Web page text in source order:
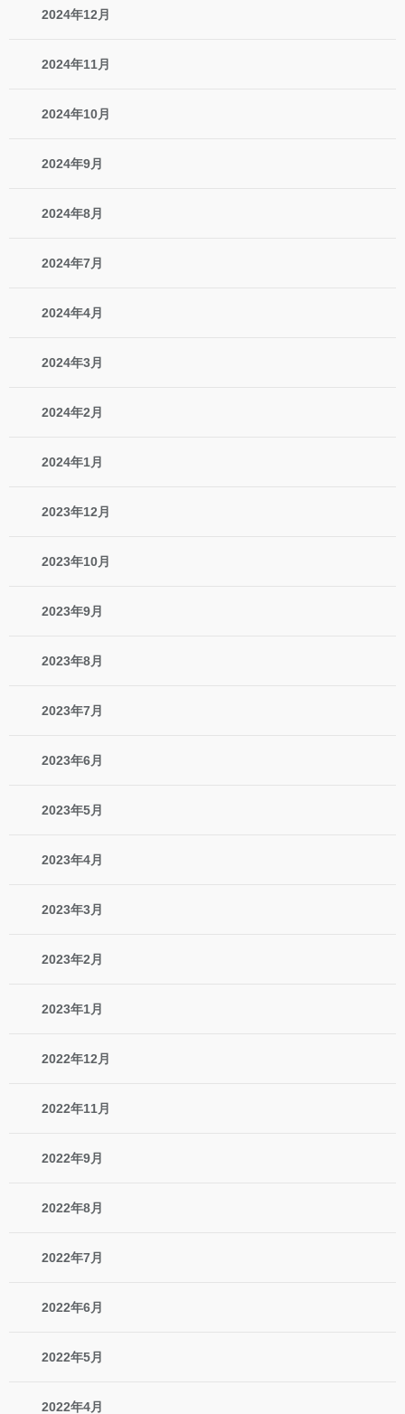
2024年12月
2024年11月
2024年10月
2024年9月
2024年8月
2024年7月
2024年4月
2024年3月
2024年2月
2024年1月
2023年12月
2023年10月
2023年9月
2023年8月
2023年7月
2023年6月
2023年5月
2023年4月
2023年3月
2023年2月
2023年1月
2022年12月
2022年11月
2022年9月
2022年8月
2022年7月
2022年6月
2022年5月
2022年4月